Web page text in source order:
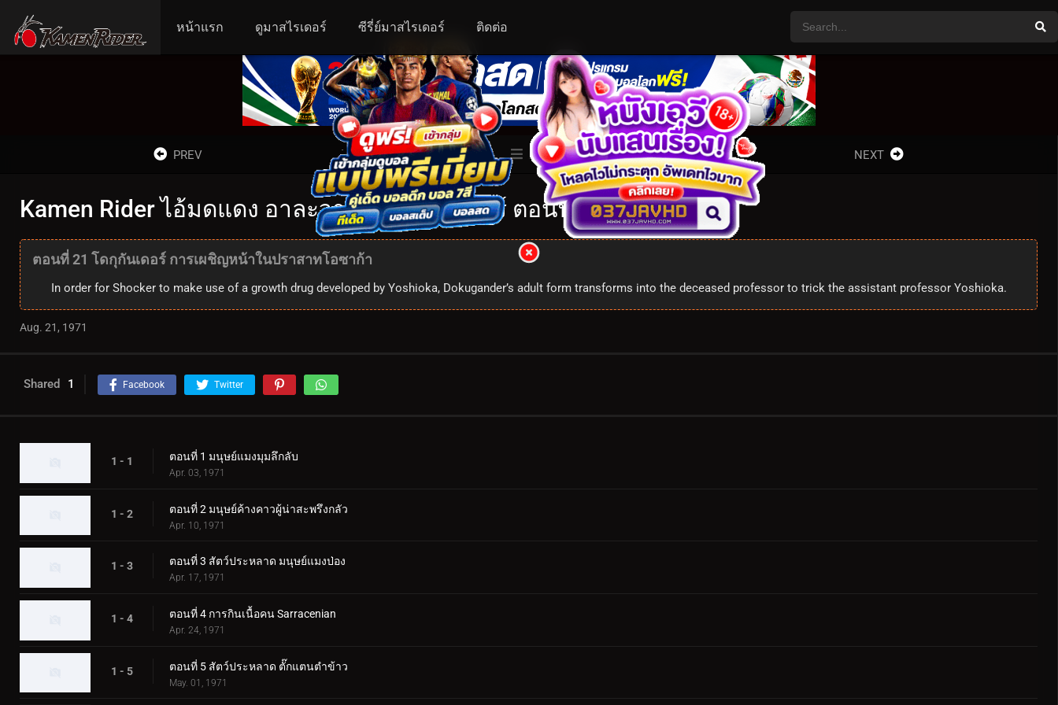
หน้าแรก ดูมาสไรเดอร์ ซีรี่ย์มาสไรเดอร์ ติดต่อ
PREV ALL NEXT
Kamen Rider ไอ้มดแดง อาละวาด ดับเบิ้ลไรเดอร์ ตอนที่ 21: 1x21
ตอนที่ 21 โดกุกันเดอร์ การเผชิญหน้าในปราสาทโอซาก้า
In order for Shocker to make use of a growth drug developed by Yoshioka, Dokugander’s adult form transforms into the deceased professor to trick the assistant professor Yoshioka.
Aug. 21, 1971
Shared 1 Facebook Twitter
1 - 1 ตอนที่ 1 มนุษย์แมงมุมลึกลับ
Apr. 03, 1971
1 - 2 ตอนที่ 2 มนุษย์ค้างคาวผู้น่าสะพรึงกลัว
Apr. 10, 1971
1 - 3 ตอนที่ 3 สัตว์ประหลาด มนุษย์แมงป่อง
Apr. 17, 1971
1 - 4 ตอนที่ 4 การกินเนื้อคน Sarracenian
Apr. 24, 1971
1 - 5 ตอนที่ 5 สัตว์ประหลาด ตั๊กแตนตำข้าว
May. 01, 1971